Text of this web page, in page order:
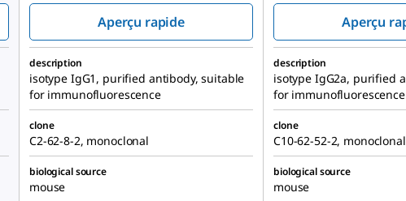
Aperçu rapide
Aperçu
description
isotype IgG1, purified antibody, suitable
for immunofluorescence
description
isotype IgG2a, purified
for immunofluorescence
clone
C2-62-8-2, monoclonal
clone
C10-62-52-2, monoclonal
biological source
mouse
biological source
mouse